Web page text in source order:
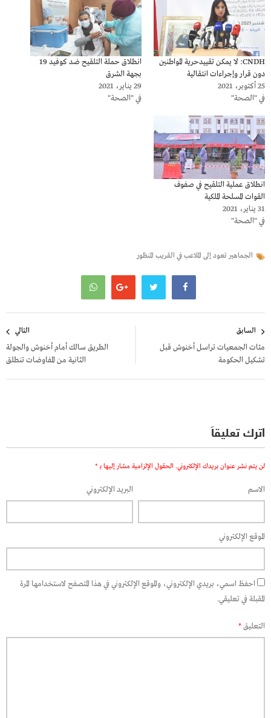
CNDH: لا يمكن تقييدحرية المواطنين
دون قرار وإجراءات انتقالية
25 أكتوبر، 2021
في "الصحة"
انطلاق حملة التلقيح ضد كوفيد 19
بجهة الشرق
29 يناير، 2021
في "الصحة"
انطلاق عملية التلقيح في صفوف
القوات المسلحة الملكية
31 يناير، 2021
في "الصحة"
الجماهير تعود إلى الملاعب في القريب المنظور
المقالات
السابق
مئات الجمعيات تراسل أخنوش قبل
تشكيل الحكومة
التالي
الطريق سالك أمام أخنوش والجولة
الثانية من المفاوضات تنطلق
اترك تعليقاً
لن يتم نشر عنوان بريدك الإلكتروني. الحقول الإلزامية مشار إليها بـ *
الاسم البريد الإلكتروني
الموقع الإلكتروني
احفظ اسمي، بريدي الإلكتروني، والموقع الإلكتروني في هذا المتصفح لاستخدامها المرة
المقبلة في تعليقي.
التعليق*